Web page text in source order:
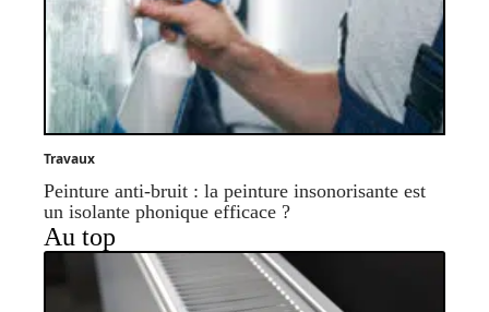
Travaux
Peinture anti-bruit : la peinture insonorisante est
un isolante phonique efficace ?
Au top